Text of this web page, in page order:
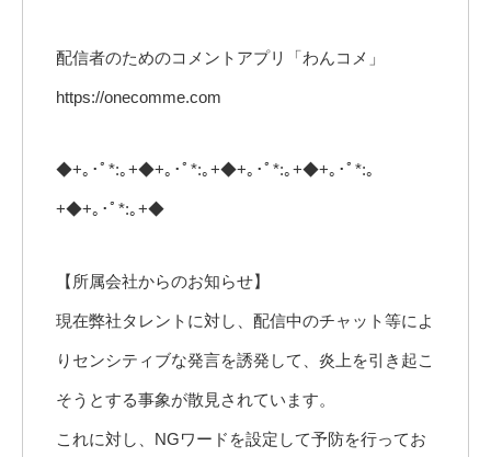
配信者のためのコメントアプリ「わんコメ」
https://onecomme.com
◆+｡･ﾟ*:｡+◆+｡･ﾟ*:｡+◆+｡･ﾟ*:｡+◆+｡･ﾟ*:｡
+◆+｡･ﾟ*:｡+◆
【所属会社からのお知らせ】
現在弊社タレントに対し、配信中のチャット等によ
りセンシティブな発言を誘発して、炎上を引き起こ
そうとする事象が散見されています。
これに対し、NGワードを設定して予防を行ってお